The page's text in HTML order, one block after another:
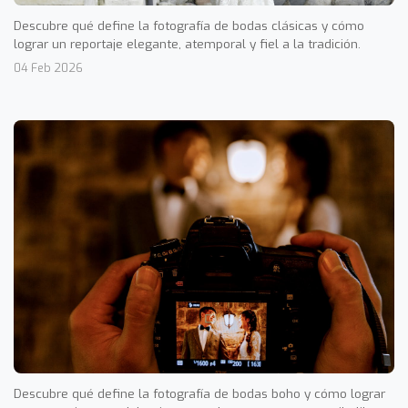
Descubre qué define la fotografía de bodas clásicas y cómo
lograr un reportaje elegante, atemporal y fiel a la tradición.
04 Feb 2026
Descubre qué define la fotografía de bodas boho y cómo lograr